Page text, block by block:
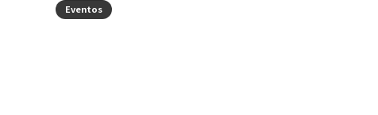
Eventos